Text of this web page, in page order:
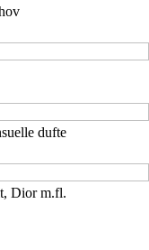
dufte
Dior m.fl.